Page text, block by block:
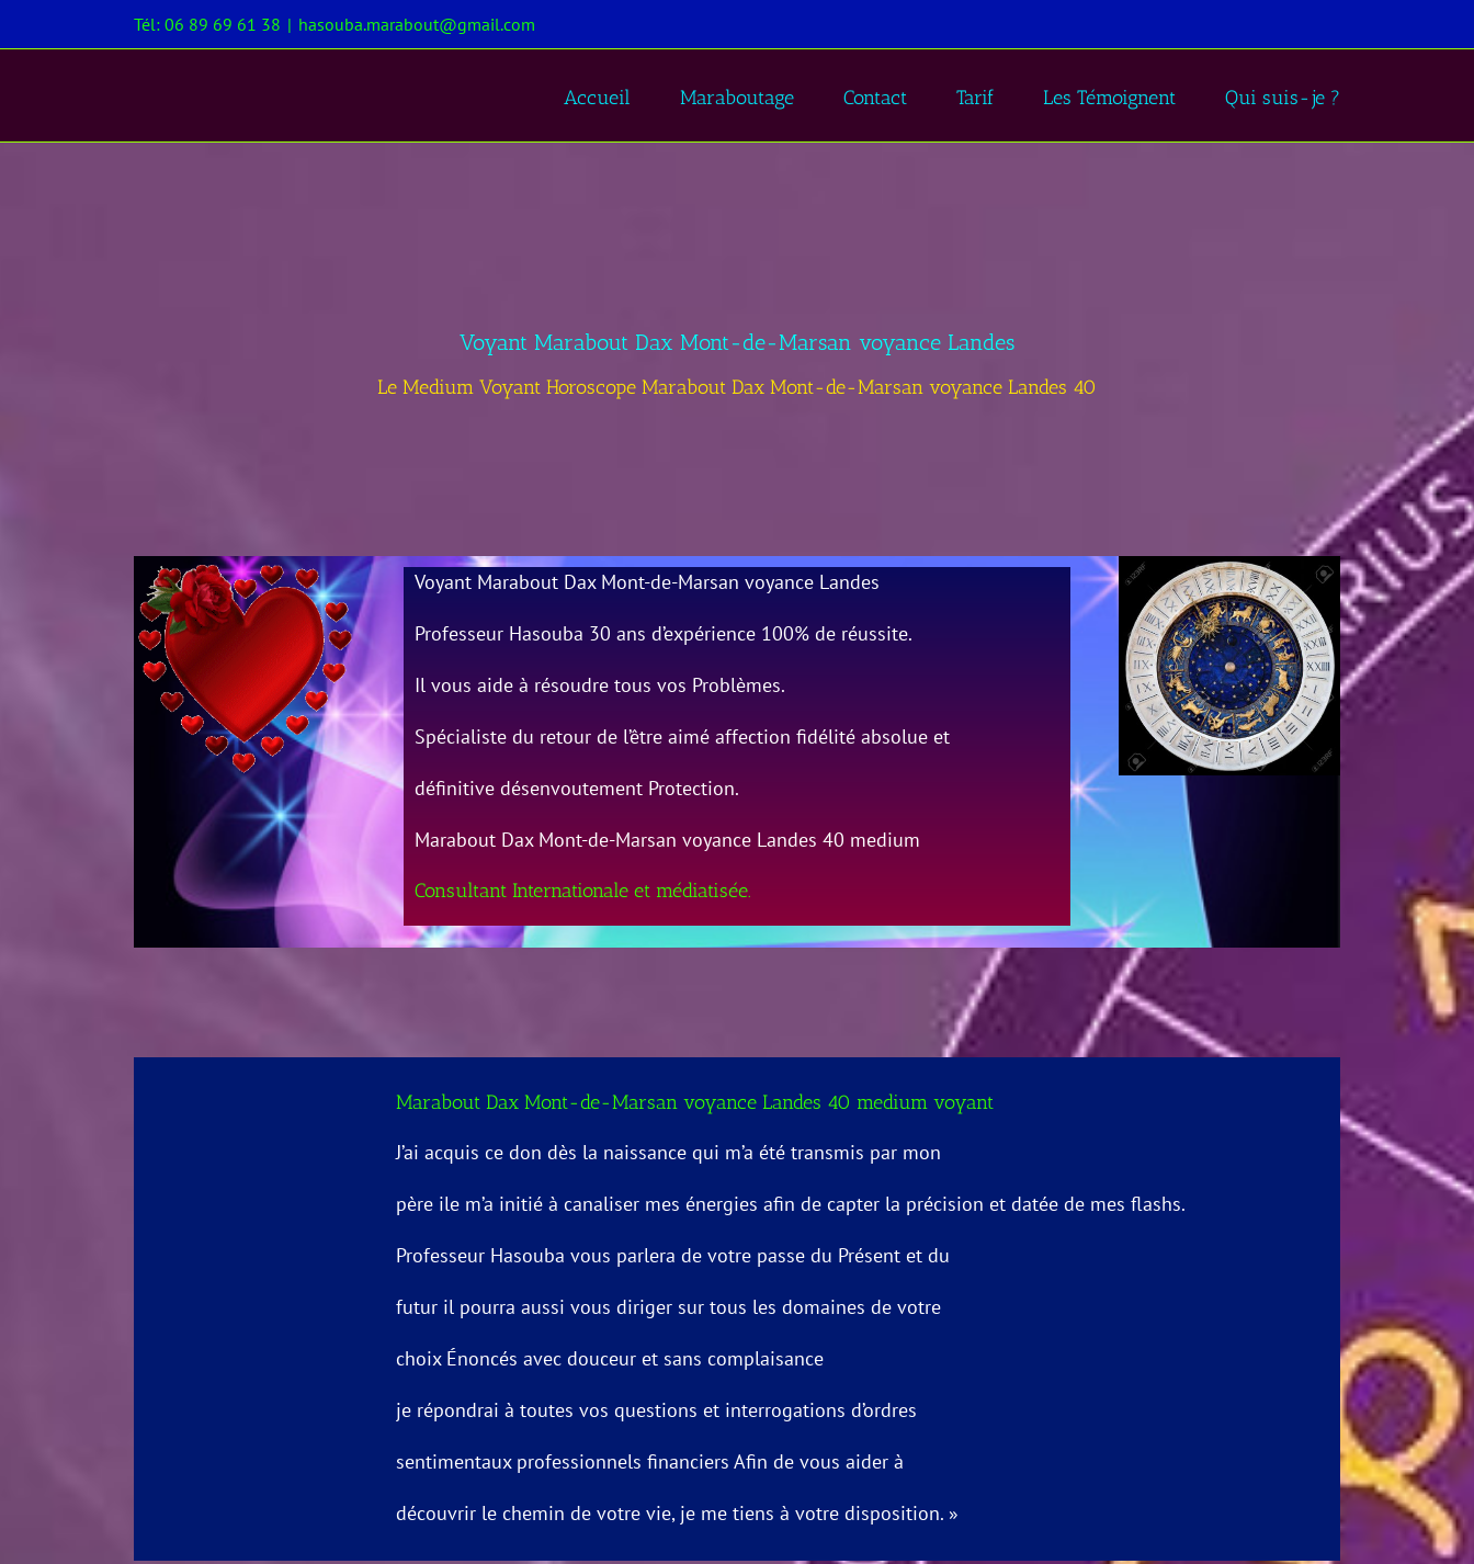
au
Tél: 06 89 69 61 38 | hasouba.marabout@gmail.com
Accueil Maraboutage Contact Tarif Les Témoignent Qui suis-je ?
Voyant Marabout Dax Mont-de-Marsan voyance Landes
Le Medium Voyant Horoscope Marabout Dax Mont-de-Marsan voyance Landes 40
Voyant Marabout Dax Mont-de-Marsan voyance Landes
Professeur Hasouba 30 ans d’expérience 100% de réussite.
Il vous aide à résoudre tous vos Problèmes.
Spécialiste du retour de l’être aimé affection fidélité absolue et
définitive désenvoutement Protection.
Marabout Dax Mont-de-Marsan voyance Landes 40 medium
Consultant Internationale et médiatisée.
Marabout Dax Mont-de-Marsan voyance Landes 40 medium voyant
J’ai acquis ce don dès la naissance qui m’a été transmis par mon
père ile m’a initié à canaliser mes énergies afin de capter la précision et datée de mes flashs.
Professeur Hasouba vous parlera de votre passe du Présent et du
futur il pourra aussi vous diriger sur tous les domaines de votre
choix Énoncés avec douceur et sans complaisance
je répondrai à toutes vos questions et interrogations d’ordres
sentimentaux professionnels financiers Afin de vous aider à
découvrir le chemin de votre vie, je me tiens à votre disposition. »